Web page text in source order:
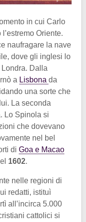
in cui Carlo
Oriente.
naufragare la nave
dove gli inglesi lo
Dalla
a Lisbona da
una sorte che
La seconda
Lo Spinola si
che dovevano
nel bel
di Goa e Macao
1602.
nelle regioni di
redatti, istituì
all’incirca 5.000
cattolici si